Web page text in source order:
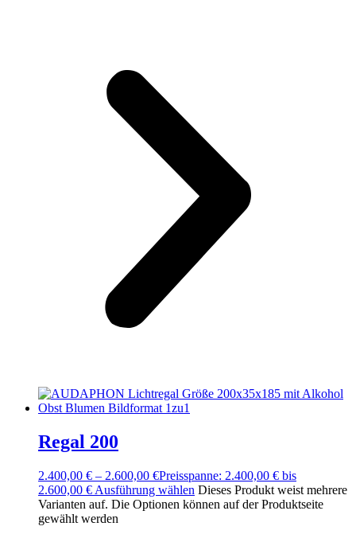
Regal 200
2.400,00 € – 2.600,00 €Preisspanne: 2.400,00 € bis
2.600,00 € Ausführung wählen Dieses Produkt weist mehrere
Varianten auf. Die Optionen können auf der Produktseite
gewählt werden